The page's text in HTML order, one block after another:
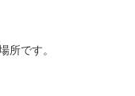
所です。